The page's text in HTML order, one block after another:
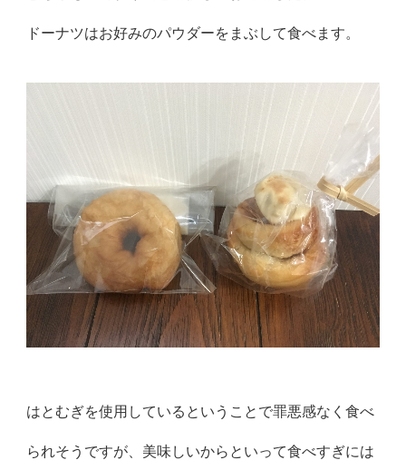
ドーナツはお好みのパウダーをまぶして食べます。
はとむぎを使用しているということで罪悪感なく食べ
られそうですが、美味しいからといって食べすぎには